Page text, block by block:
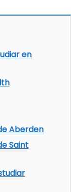
en
Aberden
Saint